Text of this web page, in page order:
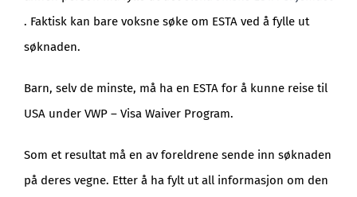
. Faktisk kan bare voksne søke om ESTA ved å fylle ut
søknaden.
Barn, selv de minste, må ha en ESTA for å kunne reise til
USA under VWP – Visa Waiver Program.
Som et resultat må en av foreldrene sende inn søknaden
på deres vegne. Etter å ha fylt ut all informasjon om den